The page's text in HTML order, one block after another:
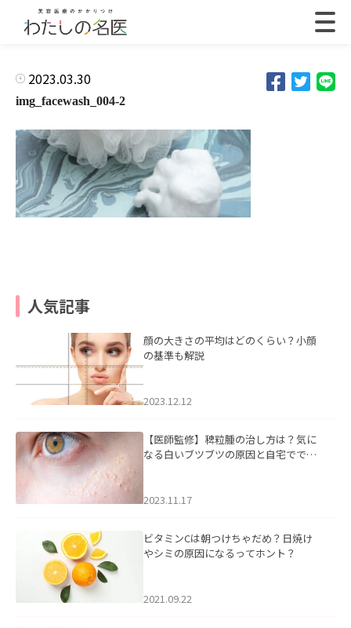
2023.03.30
img_facewash_004-2
人気記事
顔の大きさの平均はどのくらい？小顔
の基準も解説
2023.12.12
【医師監修】稗粒腫の治し方は？気に
なる白いブツブツの原因と自宅ででき
2023.11.17
ビタミンCは朝つけちゃだめ？日焼け
やシミの原因になるってホント？
2021.09.22